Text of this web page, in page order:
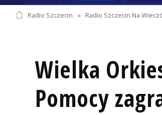
Radio Szczecin » Radio Szczecin Na
Wielka
Pomocy